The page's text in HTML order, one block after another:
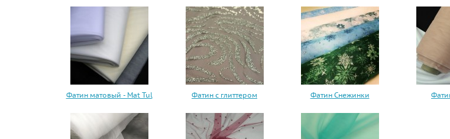
Фатин матовый - Mat Tul Фатин с глиттером Фатин Снежинки